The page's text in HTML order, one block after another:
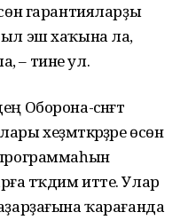
гарантияларҙы
эш хаҡына ла,
– тине ул.
сәнәғәт
хеҙмәткәрҙәре өсөн
тәҡдим итте. Улар
ҡарағанда